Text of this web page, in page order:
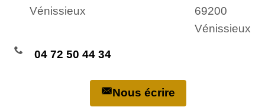
Vénissieux
69200
Vénissieux
04 72 50 44 34
Nous écrire